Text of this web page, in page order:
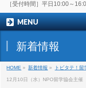
［受付時間］平日10:00～
MENU
新着情報
HOME » 新着情報 » トビタテ！留
12月10日（水）NPO留学協会主